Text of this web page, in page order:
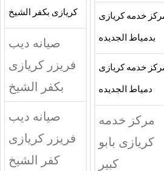
خدمه كريازى
بدمياط الجديده
خدمه كريازى
دمياط الجديده
مركز خدمه
كريازى بابو
كبير
كريازى بكفر الشيخ
صيانه ديب
فريزر كريازى
بكفر الشيخ
صيانه ديب
فريزر كريازى
كفر الشيخ